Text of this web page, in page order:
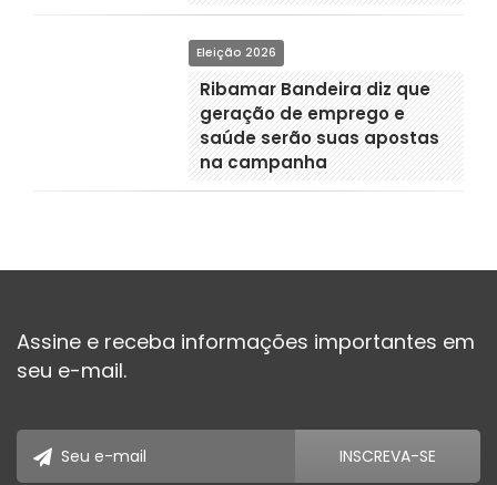
Eleição 2026
Ribamar Bandeira diz que
geração de emprego e
saúde serão suas apostas
na campanha
Assine e receba informações importantes em
seu e-mail.